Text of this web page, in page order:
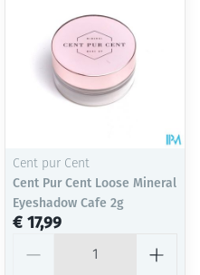
Cent pur Cent
Cent Pur Cent Loose Mineral
Eyeshadow Cafe 2g
€ 17,99